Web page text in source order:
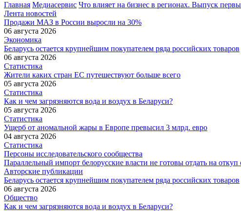
Главная Медиасервис Что влияет на бизнес в регионах. Выпуск
Лента новостей
Продажи МАЗ в России выросли на 30%
06 августа 2026
Экономика
Беларусь остается крупнейшим покупателем ряда российских товаров
06 августа 2026
Статистика
Жители каких стран ЕС путешествуют больше всего
05 августа 2026
Статистика
Как и чем загрязняются вода и воздух в Беларуси?
05 августа 2026
Статистика
Ущерб от аномальной жары в Европе превысил 3 млрд. евро
04 августа 2026
Статистика
Персоны исследовательского сообщества
Параллельный импорт белорусские власти не готовы отдать на
Авторские публикации
Беларусь остается крупнейшим покупателем ряда российских товаров
06 августа 2026
Общество
Как и чем загрязняются вода и воздух в Беларуси?